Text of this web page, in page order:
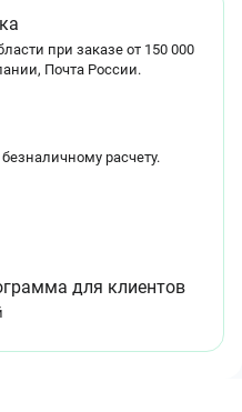
при заказе от 150 000
Почта России.
расчету.
для клиентов